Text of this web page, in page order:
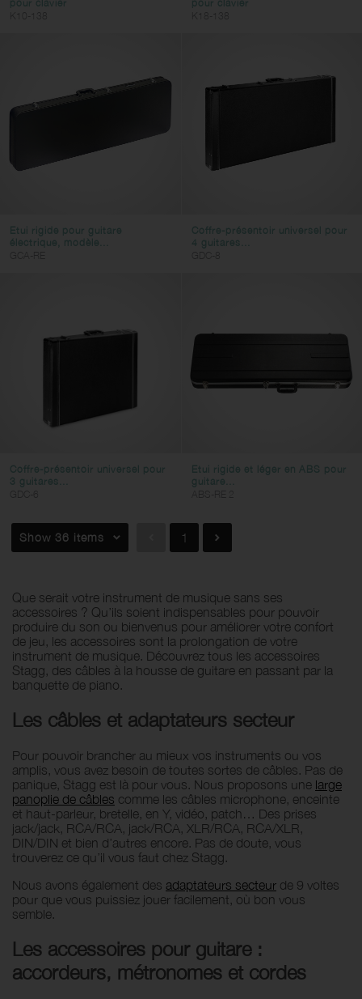
pour clavier
pour clavier
Etui rigide pour guitare
électrique, modèle...
Coffre-présentoir universel pour
4 guitares...
Coffre-présentoir universel pour
3 guitares...
Etui rigide et léger en ABS pour
guitare...
Show 36 items 1
Que serait votre instrument de musique sans ses
accessoires ? Qu’ils soient indispensables pour pouvoir
produire du son ou bienvenus pour améliorer votre confort
de jeu, les accessoires sont la prolongation de votre
instrument de musique. Découvrez tous les accessoires
Stagg, des câbles à la housse de guitare en passant par la
banquette de piano.
Les câbles et adaptateurs secteur
Pour pouvoir brancher au mieux vos instruments ou vos
amplis, vous avez besoin de toutes sortes de câbles. Pas de
panique, Stagg est là pour vous. Nous proposons une large
panoplie de câbles comme les câbles microphone, enceinte
et haut-parleur, bretelle, en Y, vidéo, patch… Des prises
jack/jack, RCA/RCA, jack/RCA, XLR/RCA, RCA/XLR,
DIN/DIN et bien d’autres encore. Pas de doute, vous
trouverez ce qu’il vous faut chez Stagg.
Nous avons également des adaptateurs secteur de 9 voltes
pour que vous puissiez jouer facilement, où bon vous
semble.
Les accessoires pour guitare :
accordeurs, métronomes et cordes